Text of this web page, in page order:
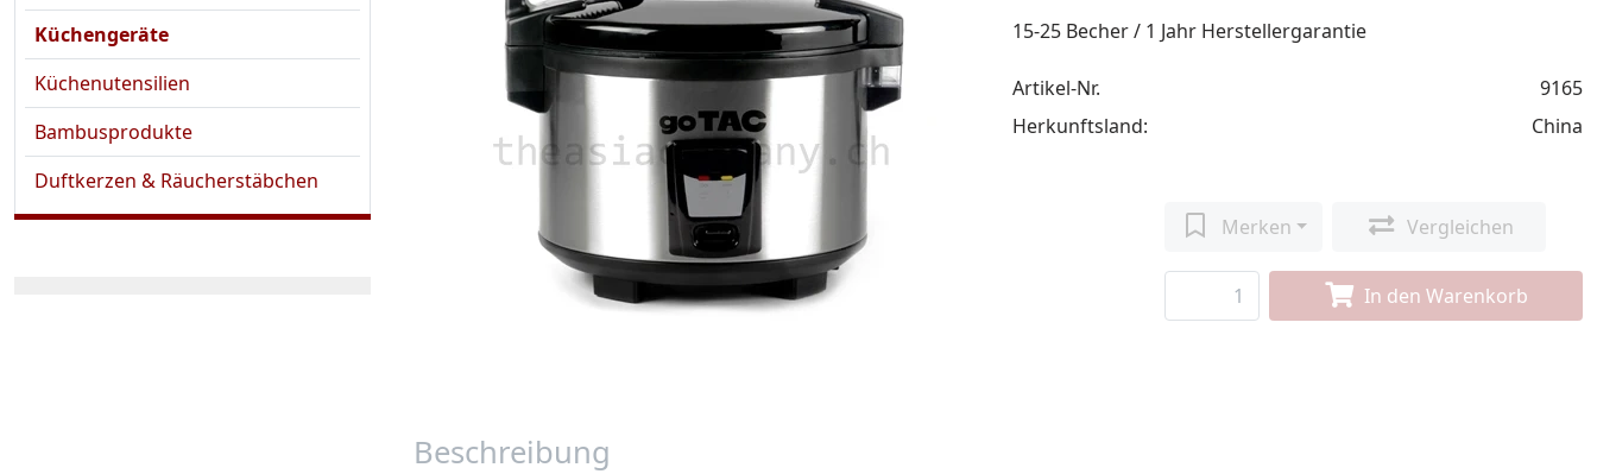
Küchengeräte
Küchenutensilien
Bambusprodukte
Duftkerzen & Räucherstäbchen
15-25 Becher / 1 Jahr Herstellergarantie
Artikel-Nr.
9165
Herkunftsland:
China
Merken Vergleichen
In den Warenkorb
Beschreibung